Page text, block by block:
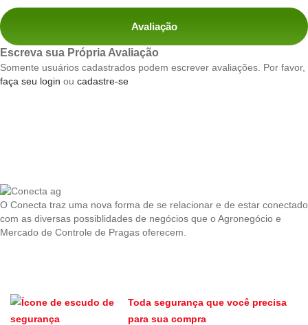
Avaliação
Escreva sua Própria Avaliação
Somente usuários cadastrados podem escrever avaliações. Por favor,
faça seu login ou cadastre-se
O Conecta traz uma nova forma de se relacionar e de estar conectado
com as diversas possiblidades de negócios que o Agronegócio e
Mercado de Controle de Pragas oferecem.
Toda segurança que você precisa
para sua compra